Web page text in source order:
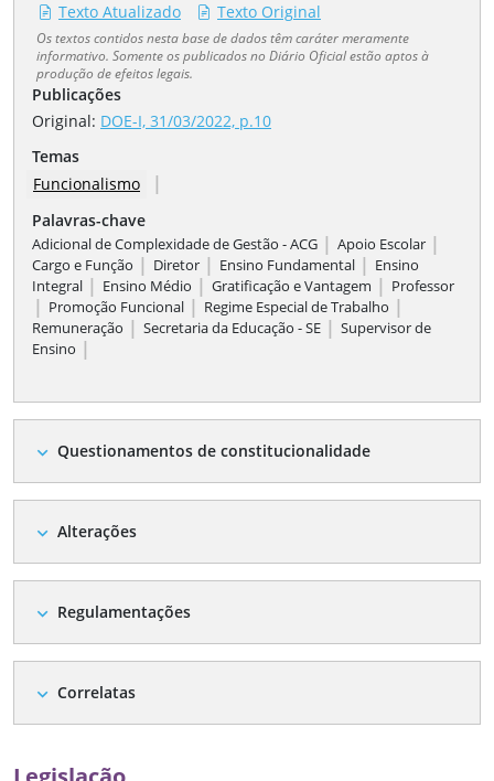
Texto Atualizado
Texto Original
Os textos contidos nesta base de dados têm caráter meramente
informativo. Somente os publicados no Diário Oficial estão aptos à
produção de efeitos legais.
Publicações
Original: DOE-I, 31/03/2022, p.10
Temas
Funcionalismo
|
Palavras-chave
Adicional de Complexidade de Gestão - ACG | Apoio Escolar |
Cargo e Função | Diretor | Ensino Fundamental | Ensino
Integral | Ensino Médio | Gratificação e Vantagem | Professor
| Promoção Funcional | Regime Especial de Trabalho |
Remuneração | Secretaria da Educação - SE | Supervisor de
Ensino |
expand_more Questionamentos de constitucionalidade
expand_more Alterações
expand_more Regulamentações
expand_more Correlatas